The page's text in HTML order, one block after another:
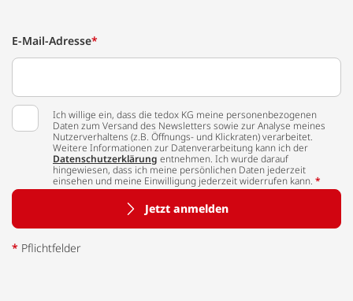
E-Mail-Adresse*
Ich willige ein, dass die tedox KG meine personenbezogenen
Daten zum Versand des Newsletters sowie zur Analyse meines
Nutzerverhaltens (z.B. Öffnungs- und Klickraten) verarbeitet.
Weitere Informationen zur Datenverarbeitung kann ich der
Datenschutzerklärung entnehmen. Ich wurde darauf
hingewiesen, dass ich meine persönlichen Daten jederzeit
einsehen und meine Einwilligung jederzeit widerrufen kann. *
Jetzt anmelden
* Pflichtfelder